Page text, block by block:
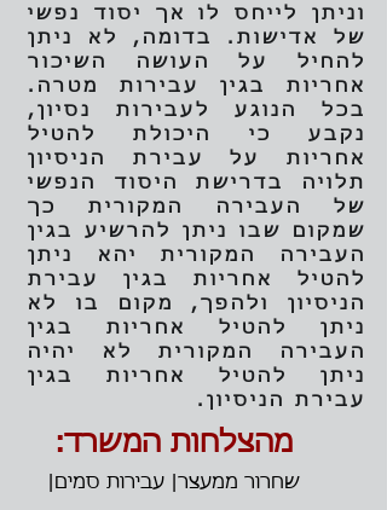
וניתן לייחס לו אך יסוד נפשי
של אדישות. בדומה, לא ניתן
להחיל על העושה השיכור
אחריות בגין עבירות מטרה.
בכל הנוגע לעבירות נסיון,
נקבע כי היכולת להטיל
אחריות על עבירת הניסיון
תלויה בדרישת היסוד הנפשי
של העבירה המקורית כך
שמקום שבו ניתן להרשיע בגין
העבירה המקורית יהא ניתן
להטיל אחריות בגין עבירת
הניסיון ולהפך, מקום בו לא
ניתן להטיל אחריות בגין
העבירה המקורית לא יהיה
ניתן להטיל אחריות בגין
עבירת הניסיון.
מהצלחות המשרד:
שחרור ממעצר| עבירות סמים|